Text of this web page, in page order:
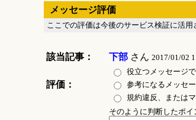
メッセージ評価
ここでの評価は今後のサービス検証に活用
該当記事： 下部さん 2017/01/02
評価：
役立つメッセージで
参考になるメッセー
規約違反、または
そのように判断したポ